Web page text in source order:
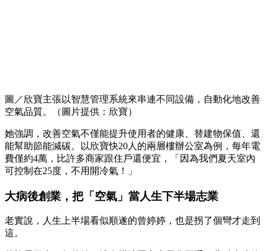
圖／欣寶主張以智慧管理系統來串連不同設備，自動化地改善
空氣品質。（圖片提供：欣寶）
她強調，改善空氣不僅能提升使用者的健康、替建物保值、還
能幫助節能減碳。以欣寶快20人的兩層樓辦公室為例，每年電
費僅約4萬，比許多商家跟住戶還便宜，「因為我們夏天室內
可控制在25度，不用開冷氣！」
大病後創業，把「空氣」當人生下半場志業
老實說，人生上半場看似順遂的曾婷婷，也是拐了個彎才走到
這。